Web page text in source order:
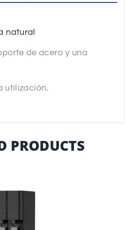
natural
de acero y una
utilización.
PRODUCTS